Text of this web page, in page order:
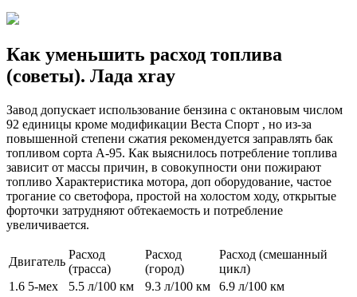
Как уменьшить расход топлива
(советы). Лада xray
Завод допускает использование бензина с октановым числом
92 единицы кроме модификации Веста Спорт , но из-за
повышенной степени сжатия рекомендуется заправлять бак
топливом сорта А-95. Как выяснилось потребление топлива
зависит от массы причин, в совокупности они пожирают
топливо Характеристика мотора, доп оборудование, частое
трогание со светофора, простой на холостом ходу, открытые
форточки затрудняют обтекаемость и потребление
увеличивается.
Двигатель
Расход
(трасса)
Расход
(город)
Расход (смешанный
цикл)
1.6 5-мех
5.5 л/100 км 9.3 л/100 км
6.9 л/100 км